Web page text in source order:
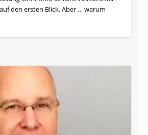
einnimmt, scheint vollkommen
den ersten Blick. Aber … warum